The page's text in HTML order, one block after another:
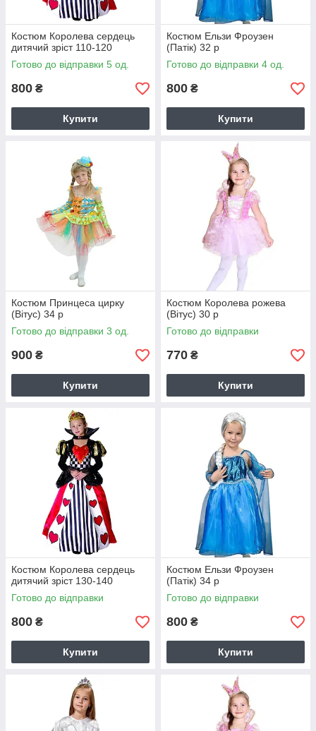
Костюм Королева сердець
дитячий зріст 110-120
Готово до відправки 5 од.
800 ₴
Купити
Костюм Ельзи Фроузен
(Патік) 32 р
Готово до відправки 4 од.
800 ₴
Купити
Костюм Принцеса цирку
(Вітус) 34 р
Готово до відправки 3 од.
900 ₴
Купити
Костюм Королева рожева
(Вітус) 30 р
Готово до відправки
770 ₴
Купити
Костюм Королева сердець
дитячий зріст 130-140
Готово до відправки
800 ₴
Купити
Костюм Ельзи Фроузен
(Патік) 34 р
Готово до відправки
800 ₴
Купити